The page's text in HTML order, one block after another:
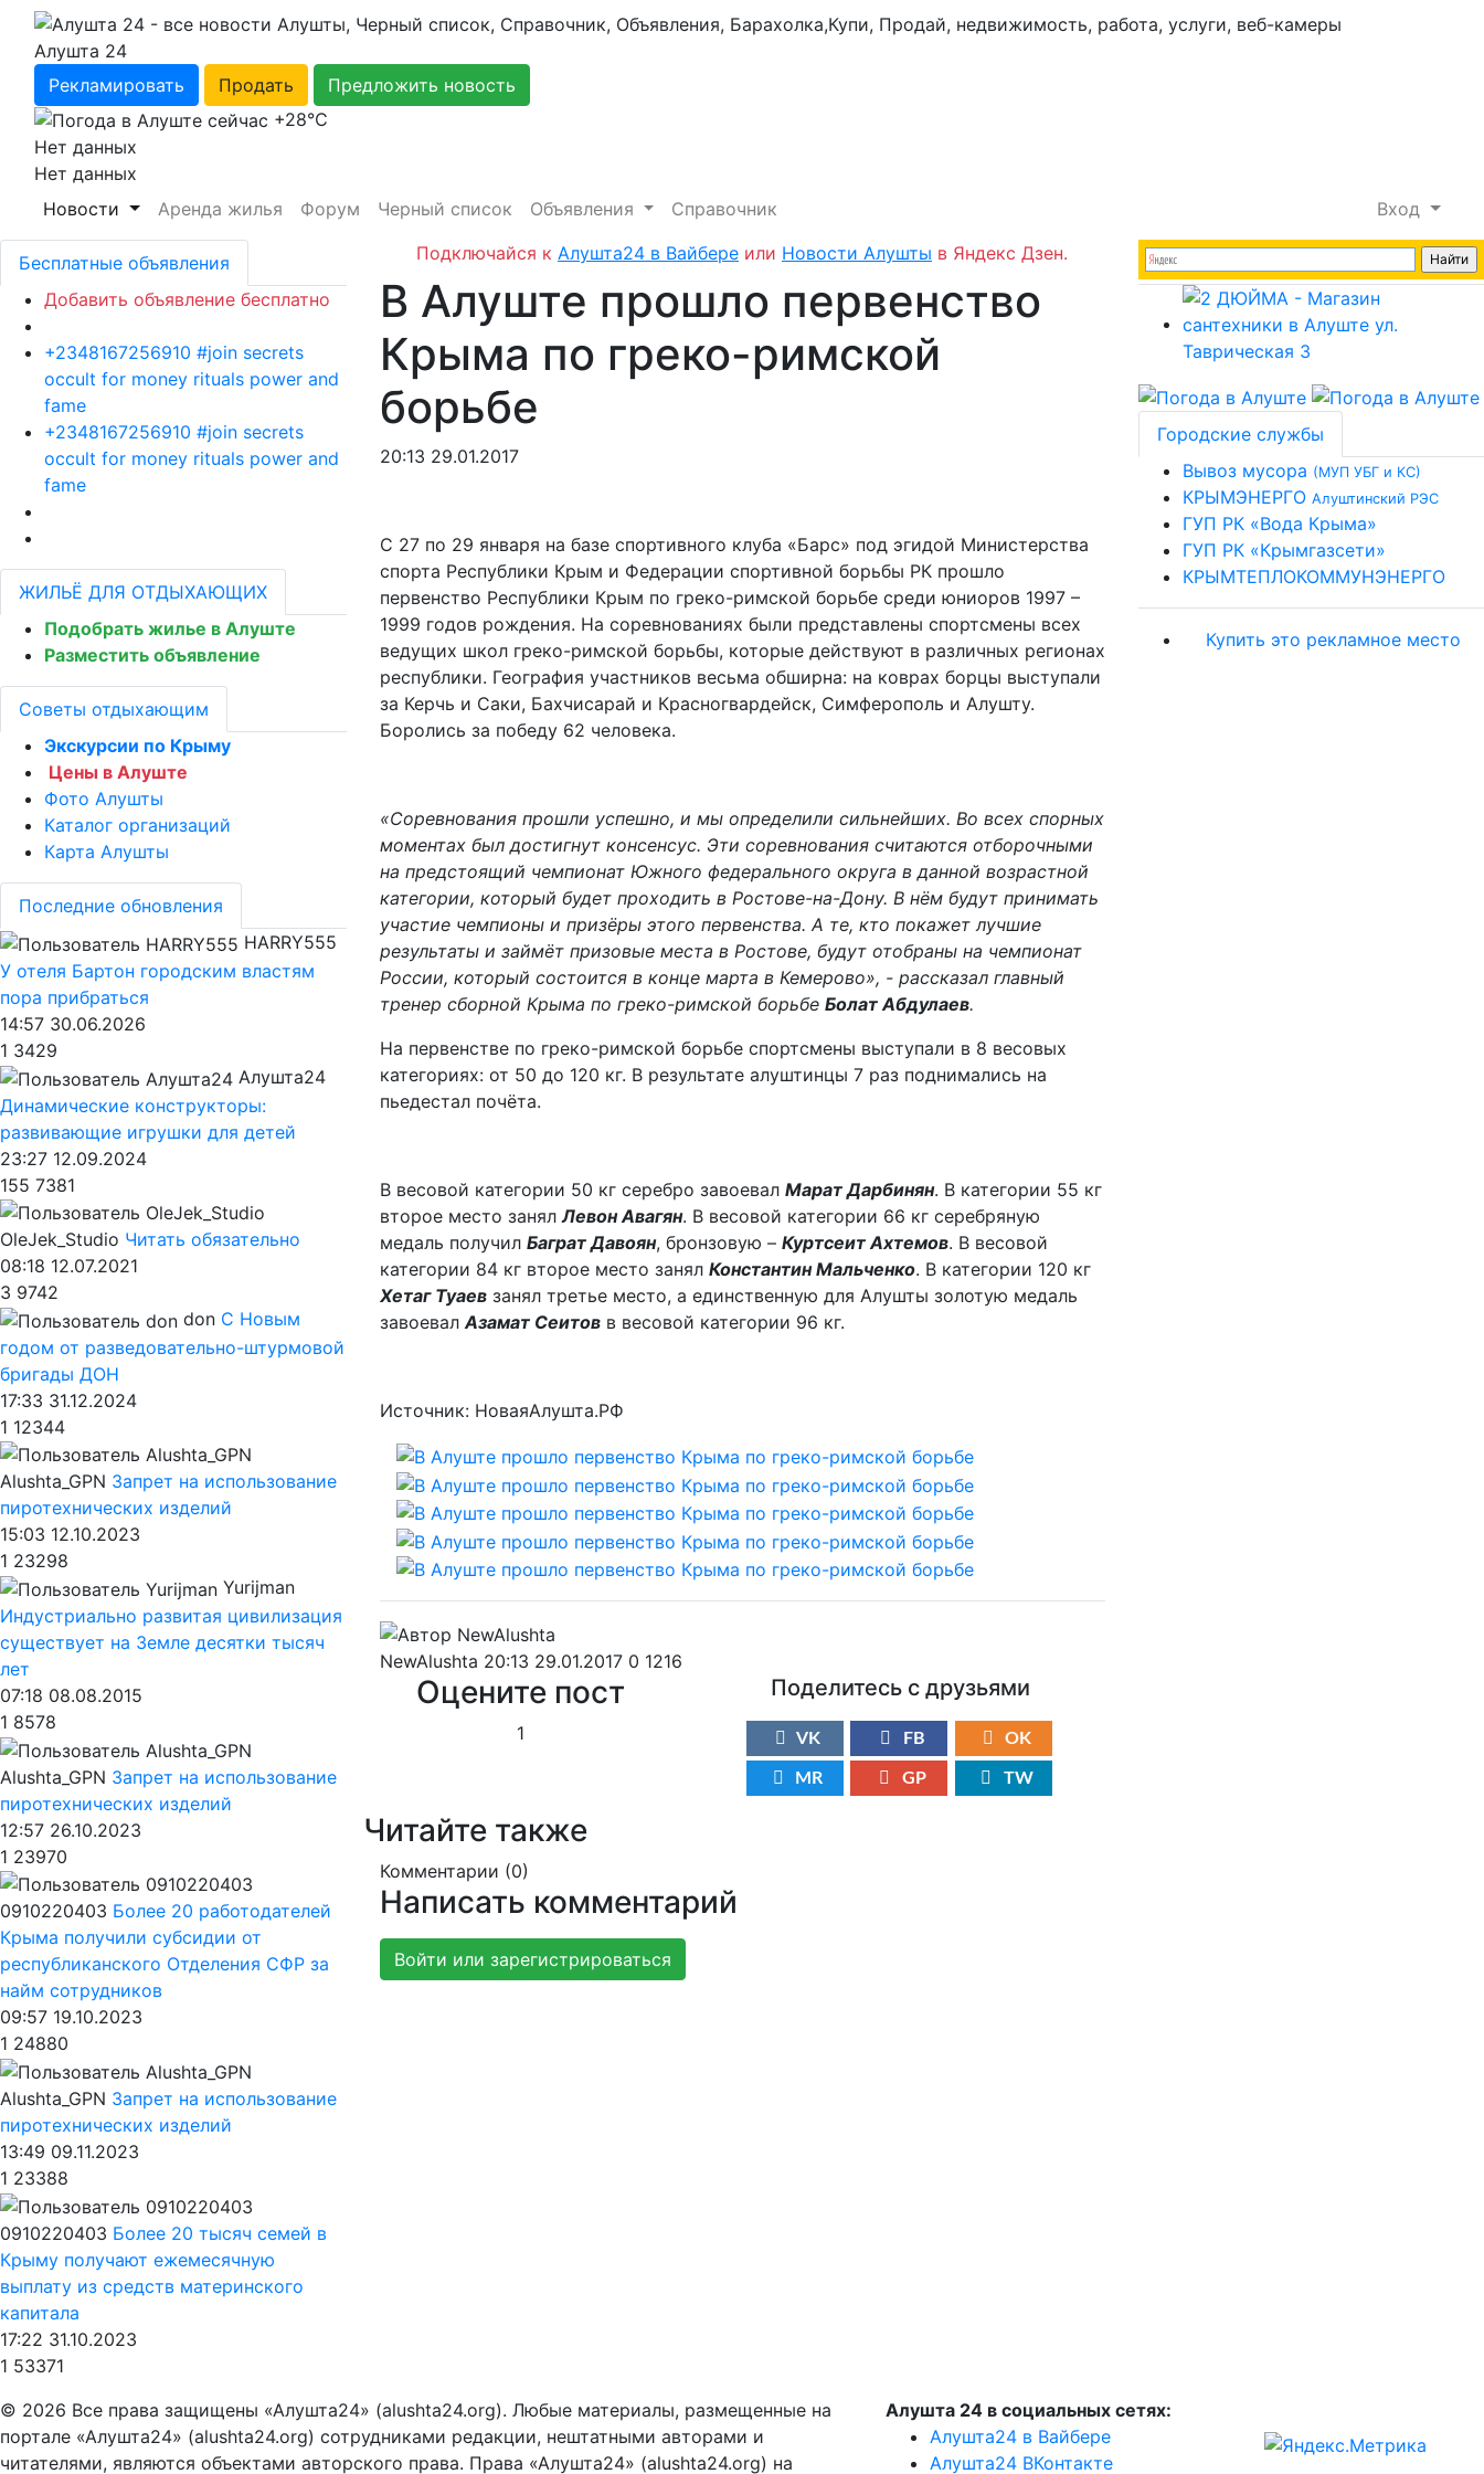
Алушта 24
Рекламировать
Продать
Предложить новость
+28℃
Нет данных
Нет данных
Новости
Аренда жилья Форум Черный список Объявления Справочник
Вход
Подключайся к Алушта24 в Вайбере или Новости Алушты в Яндекс Дзен.
В Алуште прошло первенство
Крыма по греко-римской
борьбе
20:13 29.01.2017
С 27 по 29 января на базе спортивного клуба «Барс» под эгидой Министерства
спорта Республики Крым и Федерации спортивной борьбы РК прошло
первенство Республики Крым по греко-римской борьбе среди юниоров 1997 –
1999 годов рождения. На соревнованиях были представлены спортсмены всех
ведущих школ греко-римской борьбы, которые действуют в различных регионах
республики. География участников весьма обширна: на коврах борцы выступали
за Керчь и Саки, Бахчисарай и Красногвардейск, Симферополь и Алушту.
Боролись за победу 62 человека.
«Соревнования прошли успешно, и мы определили сильнейших. Во всех спорных
моментах был достигнут консенсус. Эти соревнования считаются отборочными
на предстоящий чемпионат Южного федерального округа в данной возрастной
категории, который будет проходить в Ростове-на-Дону. В нём будут принимать
участие чемпионы и призёры этого первенства. А те, кто покажет лучшие
результаты и займёт призовые места в Ростове, будут отобраны на чемпионат
России, который состоится в конце марта в Кемерово», - рассказал главный
тренер сборной Крыма по греко-римской борьбе Болат Абдулаев.
На первенстве по греко-римской борьбе спортсмены выступали в 8 весовых
категориях: от 50 до 120 кг. В результате алуштинцы 7 раз поднимались на
пьедестал почёта.
В весовой категории 50 кг серебро завоевал Марат Дарбинян. В категории 55 кг
второе место занялЛевон Авагян. В весовой категории 66 кг серебряную
медаль получил Баграт Давоян, бронзовую – Куртсеит Ахтемов. В весовой
категории 84 кг второе место занял Константин Мальченко. В категории 120 кг
Хетаг Туаевзанял третье место, а единственную для Алушты золотую медаль
завоевалАзамат Сеитовв весовой категории 96 кг.
Источник: НоваяАлушта.РФ
NewAlushta 20:13 29.01.2017 0 1216
Оцените пост
1
Поделитесь с друзьями
VK FB OK
MR GP TW
Читайте также
Комментарии (0)
Написать комментарий
Войти или зарегистрироваться
Бесплатные объявления
Добавить объявление бесплатно
+2348167256910 #join secrets
occult for money rituals power and
fame
+2348167256910 #join secrets
occult for money rituals power and
fame
ЖИЛЬЁ ДЛЯ ОТДЫХАЮЩИХ
Подобрать жилье в Алуште
Разместить объявление
Советы отдыхающим
Экскурсии по Крыму
Цены в Алуште
Фото Алушты
Каталог организаций
Карта Алушты
Последние обновления
HARRY555
У отеля Бартон городским властям
пора прибраться
14:57 30.06.2026
1 3429
Алушта24
Динамические конструкторы:
развивающие игрушки для детей
23:27 12.09.2024
155 7381
OleJek_Studio Читать обязательно
08:18 12.07.2021
3 9742
don С Новым
годом от разведовательно-штурмовой
бригады ДОН
17:33 31.12.2024
1 12344
Alushta_GPN Запрет на использование
пиротехнических изделий
15:03 12.10.2023
1 23298
Yurijman
Индустриально развитая цивилизация
существует на Земле десятки тысяч
лет
07:18 08.08.2015
1 8578
Alushta_GPN Запрет на использование
пиротехнических изделий
12:57 26.10.2023
1 23970
0910220403 Более 20 работодателей
Крыма получили субсидии от
республиканского Отделения СФР за
найм сотрудников
09:57 19.10.2023
1 24880
Alushta_GPN Запрет на использование
пиротехнических изделий
13:49 09.11.2023
1 23388
0910220403 Более 20 тысяч семей в
Крыму получают ежемесячную
выплату из средств материнского
капитала
17:22 31.10.2023
1 53371
Городские службы
Вывоз мусора (МУП УБГ и КС)
КРЫМЭНЕРГО Алуштинский РЭС
ГУП РК «Вода Крыма»
ГУП РК «Крымгазсети»
КРЫМТЕПЛОКОММУНЭНЕРГО
Купить это рекламное место
© 2026 Все права защищены «Алушта24» (alushta24.org). Любые материалы, размещенные на
портале «Алушта24» (alushta24.org) сотрудниками редакции, нештатными авторами и
читателями, являются объектами авторского права. Права «Алушта24» (alushta24.org) на
Алушта 24 в социальных сетях:
Алушта24 в Вайбере
Алушта24 ВКонтакте